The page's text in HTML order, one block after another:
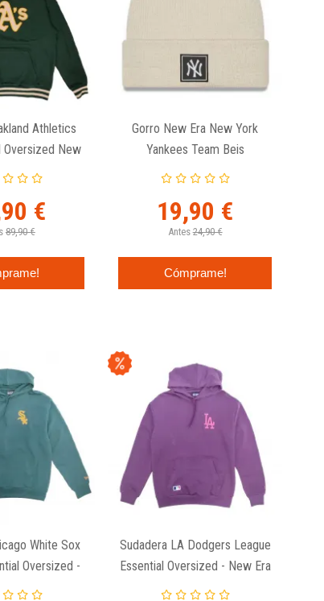
Athletics
Oversized New
Era
€
89,90 €
Gorro New Era New York
Yankees Team Beis
19,90 €
Antes 24,90 €
Cómprame!
White Sox
Oversized -
MLB
Sudadera LA Dodgers League
Essential Oversized - New Era
MLB